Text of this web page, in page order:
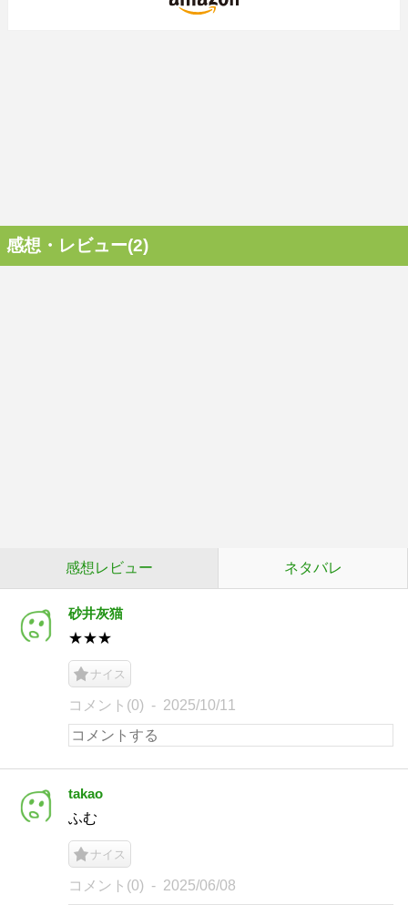
感想・レビュー(2)
感想レビュー ネタバレ
砂井灰猫
★★★
ナイス
コメント(0) 2025/10/11
takao
ふむ
ナイス
コメント(0) 2025/06/08